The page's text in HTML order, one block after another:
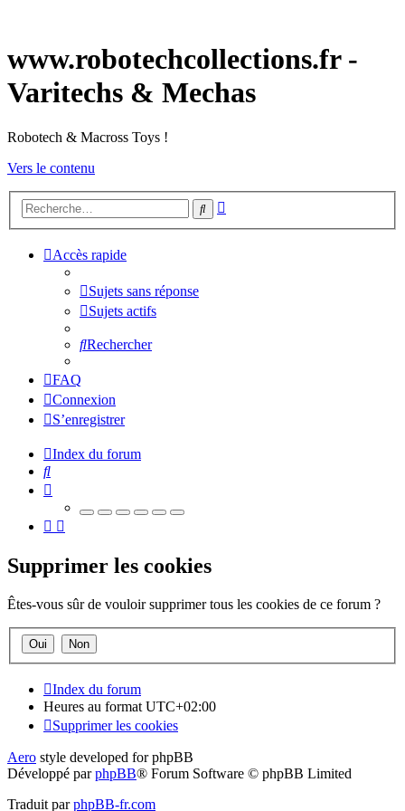
www.robotechcollections.fr -
Varitechs & Mechas
Robotech & Macross Toys !
Vers le contenu
Rechercher
Accès rapide
Sujets sans réponse
Sujets actifs
Rechercher
FAQ
Connexion
S’enregistrer
Index du forum
Rechercher
Supprimer les cookies
Êtes-vous sûr de vouloir supprimer tous les cookies de ce forum ?
Index du forum
Heures au format UTC+02:00
Supprimer les cookies
Aero style developed for phpBB
Développé parphpBB® Forum Software © phpBB Limited
Traduit parphpBB-fr.com